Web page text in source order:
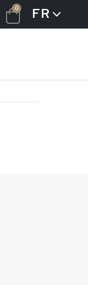
Cart
0articlesLANGUE
FR